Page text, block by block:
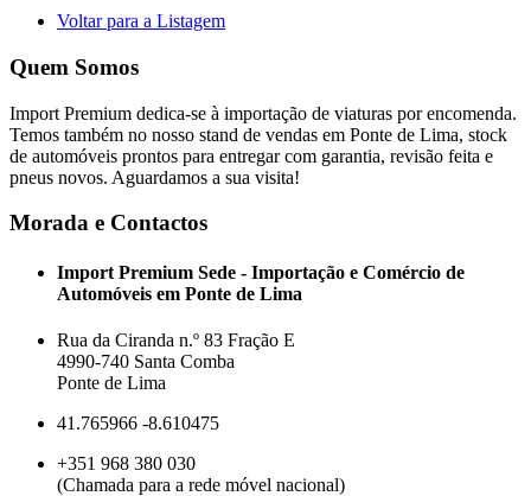
Voltar para a Listagem
Quem Somos
Import Premium dedica-se à importação de viaturas por encomenda.
Temos também no nosso stand de vendas em Ponte de Lima, stock
de automóveis prontos para entregar com garantia, revisão feita e
pneus novos. Aguardamos a sua visita!
Morada e Contactos
Import Premium Sede - Importação e Comércio de
Automóveis em Ponte de Lima
Rua da Ciranda n.º 83 Fração E
4990-740 Santa Comba
Ponte de Lima
41.765966 -8.610475
+351 968 380 030
(Chamada para a rede móvel nacional)